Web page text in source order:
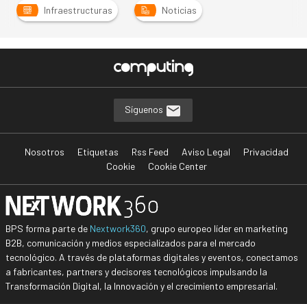
Infraestructuras Noticias
Síguenos
Nosotros Etiquetas Rss Feed Aviso Legal
Privacidad
Cookie
Cookie Center
BPS forma parte de Nextwork360, grupo europeo líder en marketing
B2B, comunicación y medios especializados para el mercado
tecnológico. A través de plataformas digitales y eventos, conectamos
a fabricantes, partners y decisores tecnológicos impulsando la
Transformación Digital, la Innovación y el crecimiento empresarial.